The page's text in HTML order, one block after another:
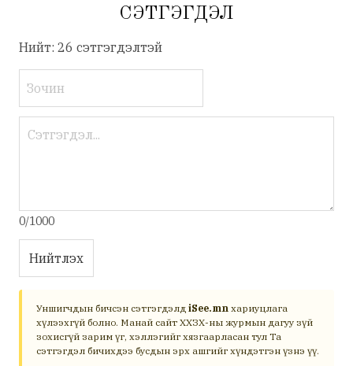
СЭТГЭГДЭЛ
Нийт: 26 сэтгэгдэлтэй
0/1000
Нийтлэх
Уншигчдын бичсэн сэтгэгдэлд iSee.mn хариуцлага
хүлээхгүй болно. Манай сайт ХХЗХ-ны журмын дагуу зүй
зохисгүй зарим үг, хэллэгийг хязгаарласан тул Та
сэтгэгдэл бичихдээ бусдын эрх ашгийг хүндэтгэн үзнэ үү.